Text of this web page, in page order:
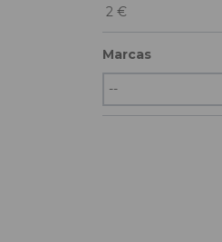
2€
Marcas